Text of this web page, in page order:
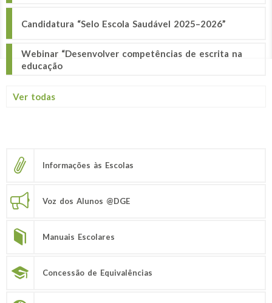
Candidatura “Selo Escola Saudável 2025–2026”
Webinar “Desenvolver competências de escrita na
educação
Ver todas
Informações às Escolas
Voz dos Alunos @DGE
Manuais Escolares
Concessão de Equivalências